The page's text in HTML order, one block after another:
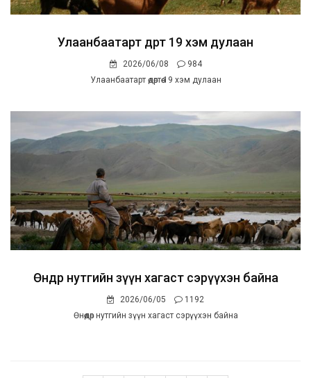
Улаанбаатарт өдөртөө 19 хэм дулаан
2026/06/08
984
Улаанбаатарт өдөртөө 19 хэм дулаан
Өнөөдөр нутгийн зүүн хагаст сэрүүхэн байна
2026/06/05
1192
Өнөөдөр нутгийн зүүн хагаст сэрүүхэн байна